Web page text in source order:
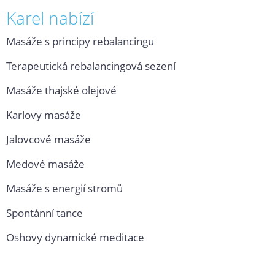
Karel nabízí
Masáže s principy rebalancingu
Terapeutická rebalancingová sezení
Masáže thajské olejové
Karlovy masáže
Jalovcové masáže
Medové masáže
Masáže s energií stromů
Spontánní tance
Oshovy dynamické meditace